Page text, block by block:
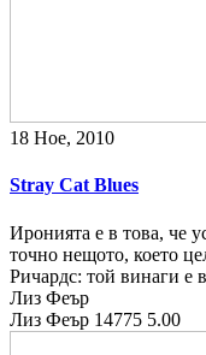
18 Ное, 2010
Stray Cat Blues
Иронията е в това, че
точно нещото, което
Ричардс: той винаги е
Лиз Феър
Лиз Феър 14775 5.00